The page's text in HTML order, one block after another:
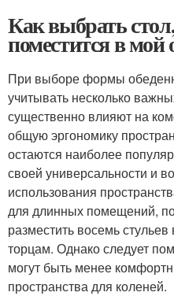
Как выбрать
поместится в мой
При выборе формы
учитывать несколько
существенно влияют на
общую эргономику
остаются наиболее
своей универсальности и
использования
для длинных помещений,
разместить восемь
торцам. Однако следует
могут быть менее
пространства для коленей.